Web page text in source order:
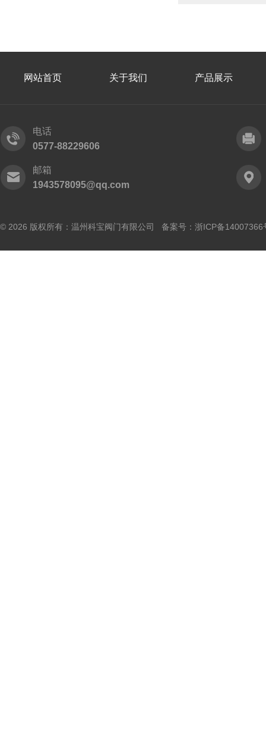
网站首页 关于我们 产品展示
电话
0577-88229606
邮箱
1943578095@qq.com
© 2026 版权所有：温州科宝阀门有限公司 备案号： 浙ICP备14007366